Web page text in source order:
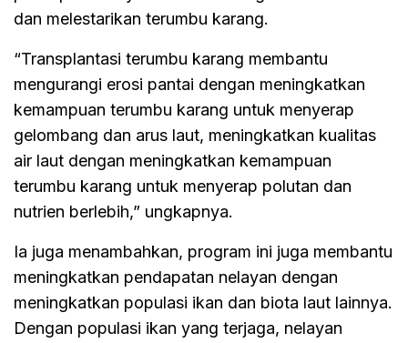
dan melestarikan terumbu karang.
“Transplantasi terumbu karang membantu
mengurangi erosi pantai dengan meningkatkan
kemampuan terumbu karang untuk menyerap
gelombang dan arus laut, meningkatkan kualitas
air laut dengan meningkatkan kemampuan
terumbu karang untuk menyerap polutan dan
nutrien berlebih,” ungkapnya.
Ia juga menambahkan, program ini juga membantu
meningkatkan pendapatan nelayan dengan
meningkatkan populasi ikan dan biota laut lainnya.
Dengan populasi ikan yang terjaga, nelayan